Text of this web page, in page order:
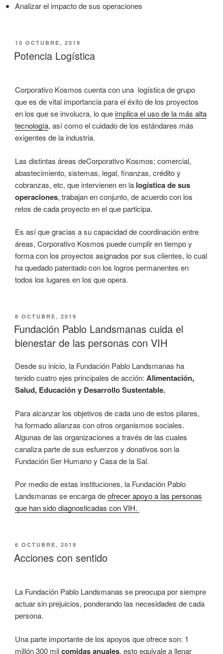
Analizar el impacto de sus operaciones
PUBLICADO
EL
10 OCTUBRE, 2019
Potencia Logística
Corporativo Kosmos cuenta con una logística de grupo
que es de vital importancia para el éxito de los proyectos
en los que se involucra, lo queimplica el uso de la más alta
tecnología, así como el cuidado de los estándares más
exigentes de la industria.
Las distintas áreas deCorporativo Kosmos; comercial,
abastecimiento, sistemas, legal, finanzas, crédito y
cobranzas, etc, que intervienen en la logística de sus
operaciones, trabajan en conjunto, de acuerdo con los
retos de cada proyecto en el que participa.
Es así que gracias a su capacidad de coordinación entre
áreas, Corporativo Kosmos puede cumplir en tiempo y
forma con los proyectos asignados por sus clientes, lo cual
ha quedado patentado con los logros permanentes en
todos los lugares en los que opera.
PUBLICADO
EL
8 OCTUBRE, 2019
Fundación Pablo Landsmanas cuida el
bienestar de las personas con VIH
Desde su inicio, la Fundación Pablo Landsmanas ha
tenido cuatro ejes principales de acción: Alimentación,
Salud, Educación y Desarrollo Sustentable.
Para alcanzar los objetivos de cada uno de estos pilares,
ha formado alianzas con otros organismos sociales.
Algunas de las organizaciones a través de las cuales
canaliza parte de sus esfuerzos y donativos son la
Fundación Ser Humano y Casa de la Sal.
Por medio de estas instituciones, la Fundación Pablo
Landsmanas se encarga deofrecer apoyo a las personas
que han sido diagnosticadas con VIH.
PUBLICADO
EL
6 OCTUBRE, 2019
Acciones con sentido
La Fundación Pablo Landsmanas se preocupa por siempre
actuar sin prejuicios, ponderando las necesidades de cada
persona.
Una parte importante de los apoyos que ofrece son: 1
millón 300 milcomidas anuales, esto equivale a llenar